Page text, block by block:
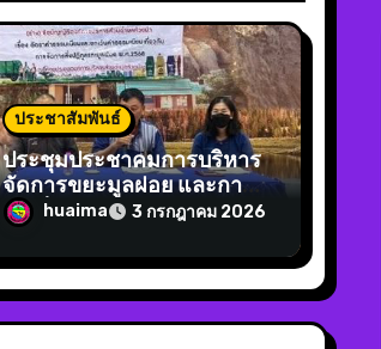
ประชาสัมพันธ์
ประชุมประชาคมการบริหาร
จัดการขยะมูลฝอย และการ
จัดเก็บค่าธรรมเนียมขยะ หมู่
3 ,11,13,14
huaima 3 กรกฎาคม 2026